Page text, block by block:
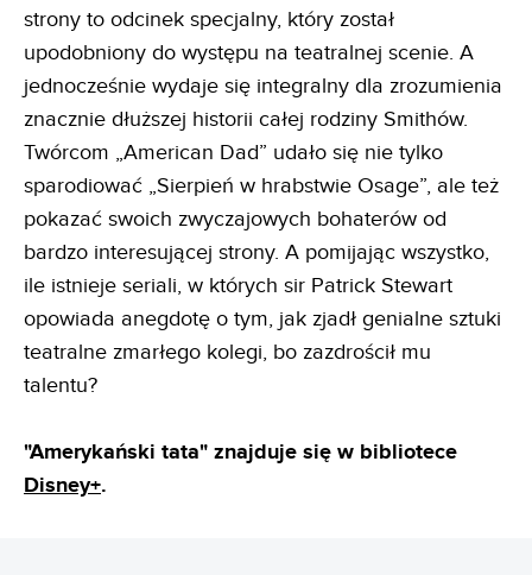
strony to odcinek specjalny, który został
upodobniony do występu na teatralnej scenie. A
jednocześnie wydaje się integralny dla zrozumienia
znacznie dłuższej historii całej rodziny Smithów.
Twórcom „American Dad” udało się nie tylko
sparodiować „Sierpień w hrabstwie Osage”, ale też
pokazać swoich zwyczajowych bohaterów od
bardzo interesującej strony. A pomijając wszystko,
ile istnieje seriali, w których sir Patrick Stewart
opowiada anegdotę o tym, jak zjadł genialne sztuki
teatralne zmarłego kolegi, bo zazdrościł mu
talentu?
"Amerykański tata" znajduje się w bibliotece
Disney+.